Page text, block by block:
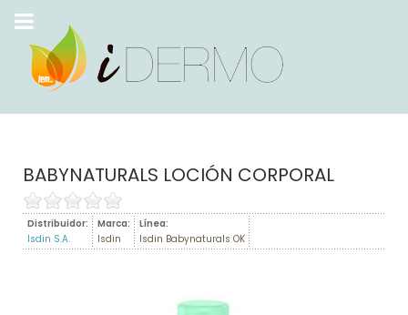
BABYNATURALS LOCIÓN CORPORAL
Distribuidor:
Isdin S.A.
Marca:
Isdin
Línea:
Isdin Babynaturals OK